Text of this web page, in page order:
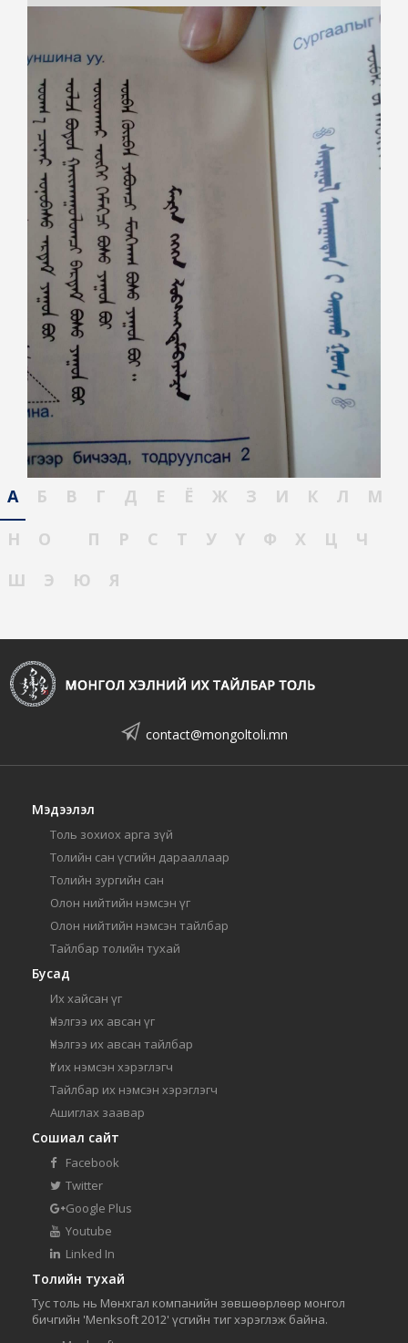
А Б В Г Д Е Ё Ж З И К Л
М
Н
О П Р С Т У Ү Ф Х Ц
Ч
Ш
Э Ю Я
contact@mongoltoli.mn
Мэдээлэл
Толь зохиох арга зүй
Толийн сан үсгийн дарааллаар
Толийн зургийн сан
Олон нийтийн нэмсэн үг
Олон нийтийн нэмсэн тайлбар
Тайлбар толийн тухай
Бусад
Их хайсан үг
Үнэлгээ их авсан үг
Үнэлгээ их авсан тайлбар
Үг их нэмсэн хэрэглэгч
Тайлбар их нэмсэн хэрэглэгч
Ашиглах заавар
Сошиал сайт
Facebook
Twitter
Google Plus
Youtube
Linked In
Толийн тухай
Тус толь нь Мөнхгал компанийн зөвшөөрлөөр монгол
бичгийн 'Menksoft 2012' үсгийн тиг хэрэглэж байна.